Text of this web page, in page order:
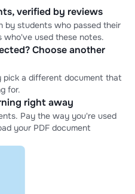
verified by reviews
students who passed their
used these notes.
Choose another
pick a different document that
for.
right away
Pay the way you're used
your PDF document